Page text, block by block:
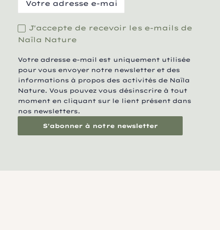
J'accepte de recevoir les e-mails de
Naïla Nature
Votre adresse e-mail est uniquement utilisée
pour vous envoyer notre newsletter et des
informations à propos des activités de Naïla
Nature. Vous pouvez vous désinscrire à tout
moment en cliquant sur le lient présent dans
nos newsletters.